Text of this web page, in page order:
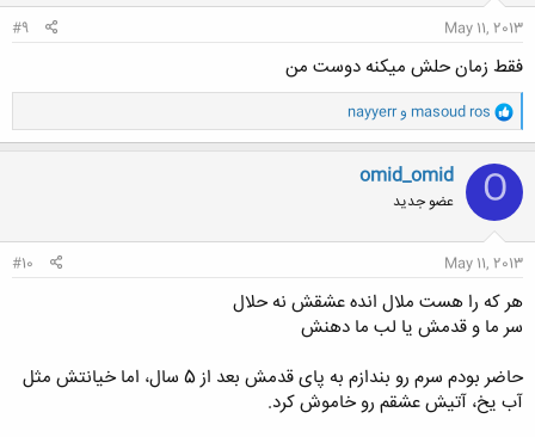
May 11, 2013
#9
فقط زمان حلش میکنه دوست من
و
ا
ک
ن
ش
ه
ا
masoud ros وnayyerr
O
omid_omid
عضو جدید
May 11, 2013
#10
هر که را هست ملال انده عشقش نه حلال
سر ما و قدمش یا لب ما دهنش
حاضر بودم سرم رو بندازم به پای قدمش بعد از 5 سال، اما خیانتش مثل
آب یخ، آتیش عشقم رو خاموش کرد.